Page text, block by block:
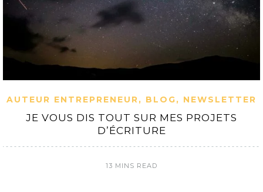
AUTEUR ENTREPRENEUR, BLOG, NEWSLETTER
JE VOUS DIS TOUT SUR MES PROJETS
D’ÉCRITURE
13 MINS READ